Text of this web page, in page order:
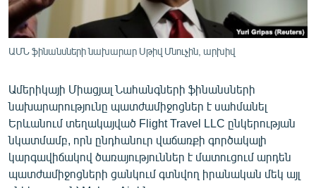
ՏՏ ԵՒ ԻՆՏԵՐՆԵՏ
ՏԵՍԱՆՅՈՒԹԵՐ
ԲԱՆԱՎԵՃ
ՁԳՏԵԼՈՎ ԼԱՎԱԳՈՒՅՆԻՆ
ՓՈԴՔԱՍԹ
ԱՄՆ ֆինանսների նախարար Սթիվ Մնուչին, արխիվ
Ամերիկայի Միացյալ Նահանգների ֆինանսների
նախարարությունը պատժամիջոցներ է սահմանել
Երևանում տեղակայված Flight Travel LLC ընկերության
նկատմամբ, որն ընդհանուր վաճառքի գործակալի
կարգավիճակով ծառայություններ է մատուցում արդեն
պատժամիջոցների ցանկում գտնվող իրանական մեկ այլ